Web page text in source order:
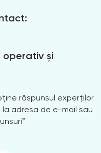
operativ și
răspunsul experților
la adresa de e-mail sau